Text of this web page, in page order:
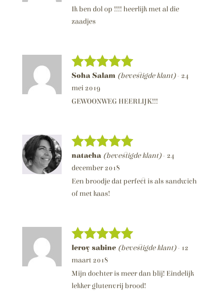
Ik ben dol op !!!! heerlijk met al die
zaadjes
Score5
van 5
Soha Salam (bevestigde klant) - 24
mei 2019
GEWOONWEG HEERLIJK!!!
Score5
van 5
natacha (bevestigde klant) - 24
december 2018
Een broodje dat perfect is als sandwich
of met kaas!
Score5
van 5
leroy sabine (bevestigde klant) - 12
maart 2018
Mijn dochter is meer dan blij! Eindelijk
lekker glutenvrij brood!